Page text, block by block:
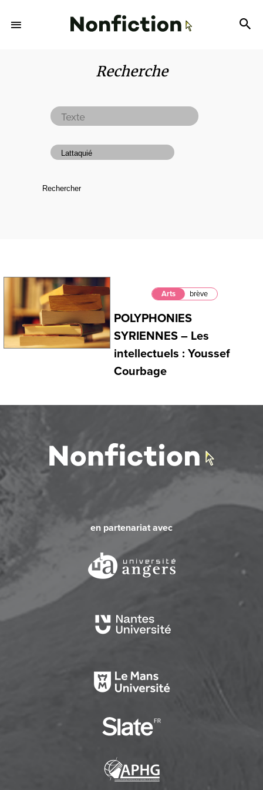
Recherche
Arts brève
POLYPHONIES
SYRIENNES – Les
intellectuels : Youssef
Courbage
en partenariat avec